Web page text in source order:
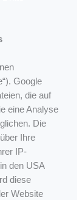
Google
die auf
eine Analyse
Die
Ihre
IP-
den USA
diese
Website